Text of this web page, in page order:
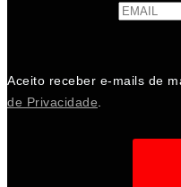
Aceito receber e-mails de
de Privacidade